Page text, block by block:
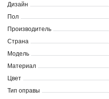
Дизайн
Пол
Производитель
Страна
Модель
Материал
Цвет
Тип оправы